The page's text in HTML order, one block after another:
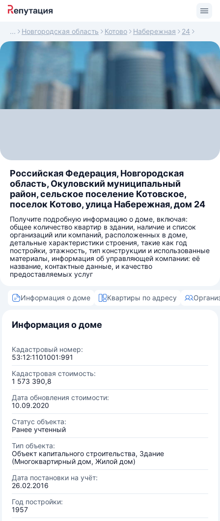
Новгородская область Котово Набережная 24
Российская Федерация, Новгородская
область, Окуловский муниципальный
район, сельское поселение Котовское,
поселок Котово, улица Набережная, дом 24
Получите подробную информацию о доме, включая:
общее количество квартир в здании, наличие и список
организаций или компаний, расположенных в доме,
детальные характеристики строения, такие как год
постройки, этажность, тип конструкции и использованные
материалы, информация об управляющей компании: её
название, контактные данные, и качество
предоставляемых услуг
Информация о доме Квартиры по адресу
Информация о доме
Кадастровый номер:
53:12:1101001:991
Кадастровая стоимость:
1 573 390,8
Дата обновления стоимости:
10.09.2020
Статус объекта:
Ранее учтенный
Тип объекта:
Объект капитального строительства, Здание
(Многоквартирный дом, Жилой дом)
Дата постановки на учёт:
26.02.2016
Год постройки:
1957